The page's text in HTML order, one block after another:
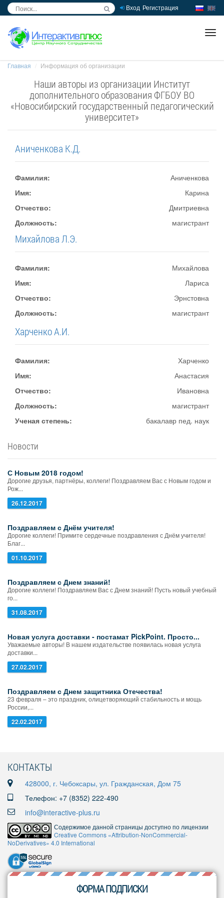
Вход Регистрация
Главная Информация об организации
Наши авторы из организации Институт
дополнительного образования ФГБОУ ВО
«Новосибирский государственный педагогический
университет»
Аниченкова К.Д.
Фамилия:
Аниченкова
Имя:
Карина
Отчество:
Дмитриевна
Должность:
магистрант
Михайлова Л.Э.
Фамилия:
Михайлова
Имя:
Лариса
Отчество:
Эрнстовна
Должность:
магистрант
Харченко А.И.
Фамилия:
Харченко
Имя:
Анастасия
Отчество:
Ивановна
Должность:
магистрант
Ученая степень:
бакалавр пед. наук
Новости
С Новым 2018 годом!
Дорогие друзья, партнёры, коллеги! Поздравляем Вас с Новым годом и
Рож...
26.12.2017
Поздравляем с Днём учителя!
Дорогие коллеги! Примите сердечные поздравления с Днём учителя!
Благ...
01.10.2017
Поздравляем с Днем знаний!
Дорогие коллеги! Поздравляем Вас с Днем знаний! Пусть новый учебный
го...
31.08.2017
Новая услуга доставки - постамат PickPoint. Просто...
Уважаемые авторы! В нашем издательстве появилась новая услуга
доставки...
27.02.2017
Поздравляем с Днем защитника Отечества!
23 февраля – это праздник, олицетворяющий стабильность и мощь
России,...
22.02.2017
КОНТАКТЫ
428000, г. Чебоксары, ул. Гражданская, Дом 75
Телефон: +7 (8352) 222-490
info@interactive-plus.ru
Содержимое данной страницы доступно по лицензии
Creative Commons «Attribution-NonCommercial-
NoDerivatives» 4.0 International
ФОРМА ПОДПИСКИ